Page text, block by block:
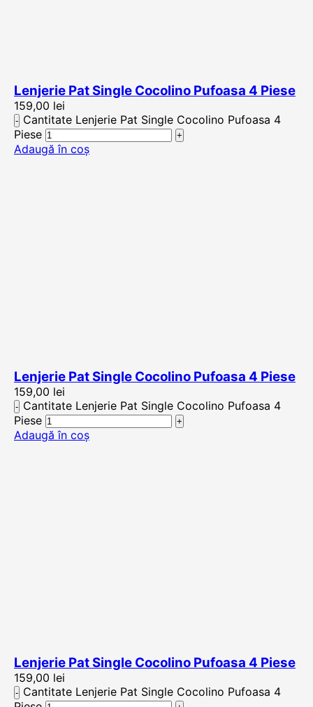
Lenjerie Pat Single Cocolino Pufoasa 4 Piese
159,00 lei
Cantitate Lenjerie Pat Single Cocolino Pufoasa 4
Piese
Adaugă în coș
Lenjerie Pat Single Cocolino Pufoasa 4 Piese
159,00 lei
Cantitate Lenjerie Pat Single Cocolino Pufoasa 4
Piese
Adaugă în coș
Lenjerie Pat Single Cocolino Pufoasa 4 Piese
159,00 lei
Cantitate Lenjerie Pat Single Cocolino Pufoasa 4